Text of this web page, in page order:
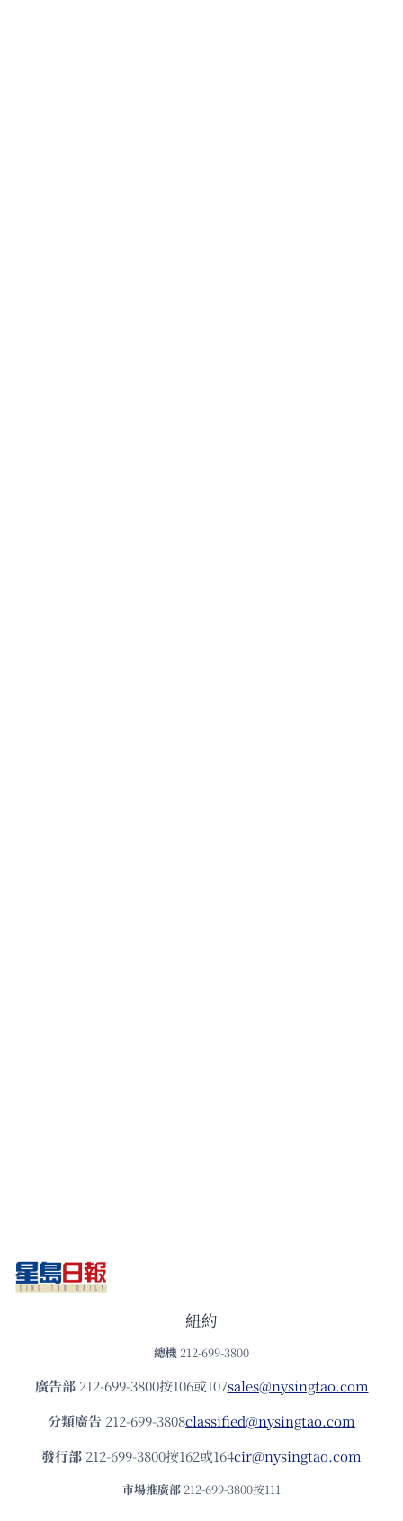
紐約
總機 212-699-3800
廣告部212-699-3800按106或107sales@nysingtao.com
分類廣告 212-699-3808classified@nysingtao.com
發⾏部 212-699-3800按162或164cir@nysingtao.com
市場推廣部 212-699-3800按111